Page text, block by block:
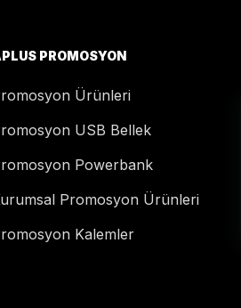
PROMOSYON
Ürünleri
USB Bellek
Powerbank
Promosyon Ürünleri
Kalemler